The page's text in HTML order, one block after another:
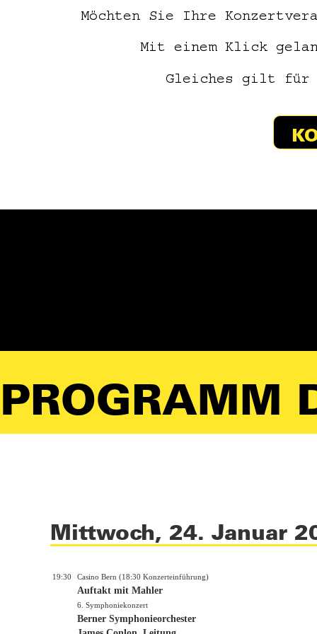
Möchten Sie Ihre
Mit einem Klick
Gleiches gilt für
PROGRAMM
Mittwoch, 24. Januar
Auftakt mit Mahler
Berner Symphonieorchester
James Conlon, Leitung